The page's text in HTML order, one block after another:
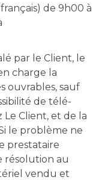
de 9h00 à
par le Client, le
charge la
ouvrables, sauf
de télé-
Client, et de la
le problème ne
prestataire
résolution au
vendu et